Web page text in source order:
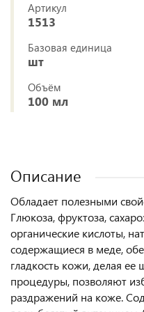
Артикул
1513
Базовая единица
шт
Объём
100 мл
Описание
Обладает полезными
Глюкоза, фруктоза,
органические кислоты,
содержащиеся в меде,
гладкость кожи, делая
процедуры, позволяют
раздражений на коже.